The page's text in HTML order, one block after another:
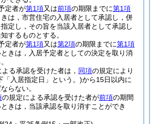
定者が第1項又は前項の期限までに第1項
は，市営住宅の入居者として承認し，併
定し，その旨を当該入居者として承認し
するものとする。
定者が第1項又は第2項の期限までに第1項
きは，入居予定者としての決定を取り消
る承認を受けた者は， 同項の規定により
「入居指定日」という。)から15日以内に
らない。
の規定による承認を受けた者が前項の期間
きは，当該承認を取り消すことができ